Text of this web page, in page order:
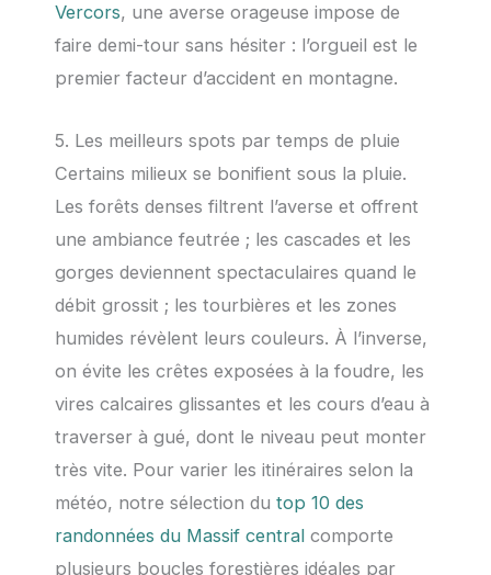
Vercors, une averse orageuse impose de
faire demi-tour sans hésiter : l’orgueil est le
premier facteur d’accident en montagne.
5. Les meilleurs spots par temps de pluie
Certains milieux se bonifient sous la pluie.
Les forêts denses filtrent l’averse et offrent
une ambiance feutrée ; les cascades et les
gorges deviennent spectaculaires quand le
débit grossit ; les tourbières et les zones
humides révèlent leurs couleurs. À l’inverse,
on évite les crêtes exposées à la foudre, les
vires calcaires glissantes et les cours d’eau à
traverser à gué, dont le niveau peut monter
très vite. Pour varier les itinéraires selon la
météo, notre sélection du top 10 des
randonnées du Massif central comporte
plusieurs boucles forestières idéales par